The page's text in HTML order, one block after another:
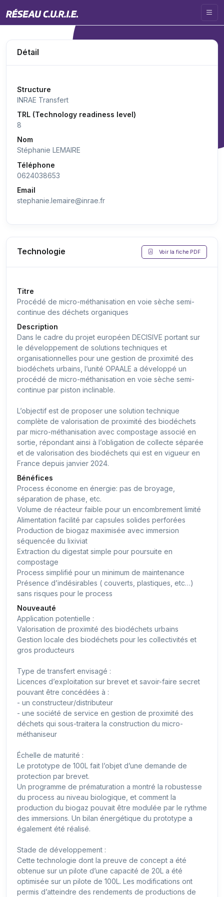
Détail
Structure
INRAE Transfert
TRL (Technology readiness level)
8
Nom
Stéphanie LEMAIRE
Téléphone
0624038653
Email
stephanie.lemaire@inrae.fr
Technologie Voir la fiche PDF
Titre
Procédé de micro-méthanisation en voie sèche semi-
continue des déchets organiques
Description
Dans le cadre du projet européen DECISIVE portant sur
le développement de solutions techniques et
organisationnelles pour une gestion de proximité des
biodéchets urbains, l’unité OPAALE a développé un
procédé de micro-méthanisation en voie sèche semi-
continue par piston inclinable.
L’objectif est de proposer une solution technique
complète de valorisation de proximité des biodéchets
par micro-méthanisation avec compostage associé en
sortie, répondant ainsi à l’obligation de collecte séparée
et de valorisation des biodéchets qui est en vigueur en
France depuis janvier 2024.
Bénéfices
Process économe en énergie: pas de broyage,
séparation de phase, etc.
Volume de réacteur faible pour un encombrement limité
Alimentation facilité par capsules solides perforées
Production de biogaz maximisée avec immersion
séquencée du lixiviat
Extraction du digestat simple pour poursuite en
compostage
Process simplifié pour un minimum de maintenance
Présence d’indésirables ( couverts, plastiques, etc…)
sans risques pour le process
Nouveauté
Application potentielle :
Valorisation de proximité des biodéchets urbains
Gestion locale des biodéchets pour les collectivités et
gros producteurs
Type de transfert envisagé :
Licences d’exploitation sur brevet et savoir-faire secret
pouvant être concédées à :
- un constructeur/distributeur
- une société de service en gestion de proximité des
déchets qui sous-traitera la construction du micro-
méthaniseur
Échelle de maturité :
Le prototype de 100L fait l’objet d’une demande de
protection par brevet.
Un programme de prématuration a montré la robustesse
du process au niveau biologique, et comment la
production du biogaz pouvait être modulée par le rythme
des immersions. Un bilan énergétique du prototype a
également été réalisé.
Stade de développement :
Cette technologie dont la preuve de concept a été
obtenue sur un pilote d’une capacité de 20L a été
optimisée sur un pilote de 100L. Les modifications ont
permis d’atteindre des rendements de productions de